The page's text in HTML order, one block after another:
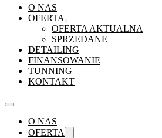
O NAS
OFERTA
OFERTA AKTUALNA
SPRZEDANE
DETAILING
FINANSOWANIE
TUNNING
KONTAKT
O NAS
OFERTA